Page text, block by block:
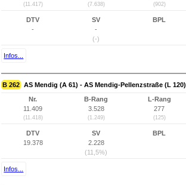
(11.417) (7.638) (902)
DTV
-
SV
-
(-)
BPL
Infos...
B 262 AS Mendig (A 61) - AS Mendig-Pellenzstraße (L 120)
Nr.
11.409
(11.418)
B-Rang
3.528
(1.249)
L-Rang
277
(125)
DTV
19.378
SV
2.228
(11,5%)
BPL
Infos...